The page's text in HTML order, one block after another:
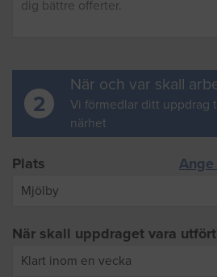
2
När och var skall
Vi förmedlar ditt uppdrag
närhet
Plats
När skall uppdraget vara